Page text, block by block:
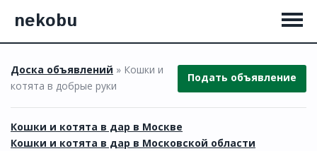
nekobu
Доска объявлений » Кошки и
котята в добрые руки
Подать объявление
Кошки и котята в дар в Москве
Кошки и котята в дар в Московской области